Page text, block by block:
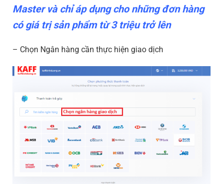
Master và chỉ áp dụng cho những đơn hàng
có giá trị sản phẩm từ 3 triệu trở lên
– Chọn Ngân hàng cần thực hiện giao dịch